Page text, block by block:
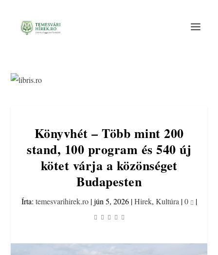
Könyvhét – Több mint 200
stand, 100 program és 540 új
kötet várja a közönséget
Budapesten
Írta: temesvarihirek.ro|jún 5, 2026|Hirek, Kultúra |0 |